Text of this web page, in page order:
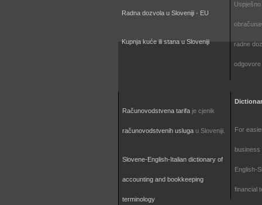
Radna dozvola u Sloveniji - EU
Kupnja kuće ili stana u Sloveniji radne
odgovore
Računovodstvena tarifa je cjenik
računovodstvenih usluga u Sloveniji.
Slovene-English-Italian dictionary of
accounting and bookkeeping
terminology
For
business
English-
financial